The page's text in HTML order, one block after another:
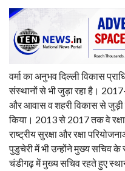
वर्मा का अनुभव दिल्ली विकास
संस्थानों से भी जुड़ा रहा है।
और आवास व शहरी विकास से जुड़ी
किया। 2013 से 2017 तक वे
राष्ट्रीय सुरक्षा और रक्षा
पुडुचेरी में भी उन्होंने मुख्य सचिव
चंडीगढ़ में मुख्य सचिव रहते हुए